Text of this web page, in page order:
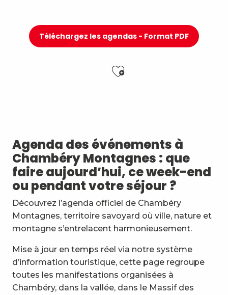
Téléchargez les agendas - Format PDF
Ajouter aux
7ème Symposium de sculpture et rencontre
Exposition : Messages/Images, graphisme d'intérêt
Exposition de peinture Martine Sainte Mareville
Festi'Fecl
Visita guidata : la Santa Capella e il Castello dei Duchi
Festival Musique et Nature en Bauges
Passage en mode estival des piscines
Exposition : Quand la matière s'éveille
Exposition : Jour sur la nuit
Agenda des événements à
Chambéry Montagnes : que
faire aujourd’hui, ce week-end
ou pendant votre séjour ?
Découvrez l’agenda officiel de Chambéry
Montagnes, territoire savoyard où ville, nature et
montagne s’entrelacent harmonieusement.
Mise à jour en temps réel via notre système
d’information touristique, cette page regroupe
toutes les manifestations organisées à
Chambéry, dans la vallée, dans le Massif des